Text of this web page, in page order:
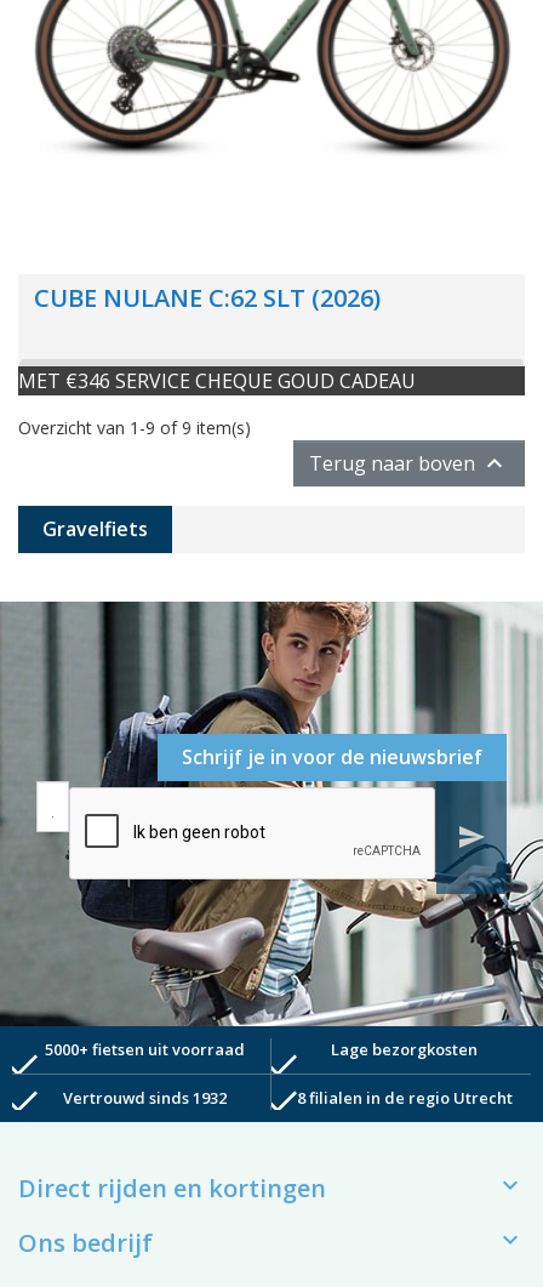
CUBE NULANE C:62 SLT (2026)
MET €346 SERVICE CHEQUE GOUD CADEAU
Overzicht van 1-9 of 9 item(s)
Terug naar boven 
Gravelfiets
Schrijf je in voor de nieuwsbrief
send
check5000+ fietsen uit voorraad check Lage bezorgkosten
check Vertrouwd sinds 1932 check8 filialen in de regio Utrecht
Direct rijden en kortingen 
Ons bedrijf 